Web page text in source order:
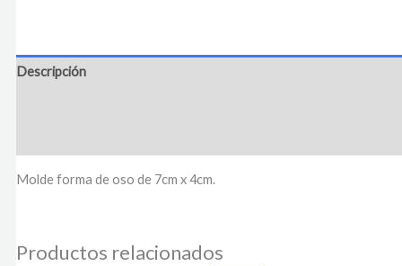
Descripción
Molde forma de oso de 7cm x 4cm.
Productos relacionados